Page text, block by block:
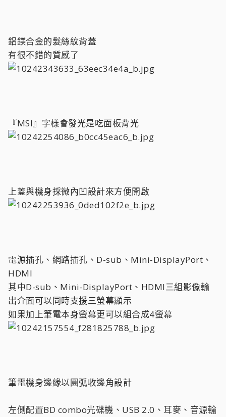
鋁鎂合金的髮絲紋背蓋
有很不錯的質感了
『MSI』字樣會發光是吃面板背光
上蓋與機身採微內凹設計來方便開啟
電源插孔、網路插孔、D-sub、Mini-DisplayPort、
HDMI
其中D-sub、Mini-DisplayPort、HDMI三組影像輸
出介面可以同時支援三螢幕顯示
如果加上筆電本身螢幕更可以組合成4螢幕
筆電機身邊緣以圓弧收邊角設計
左側配置BD combo光碟機、USB 2.0、耳麥、音源輸